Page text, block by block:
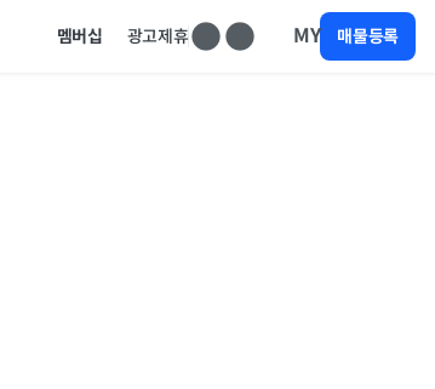
멤버십 광고제휴 MY 매물등록